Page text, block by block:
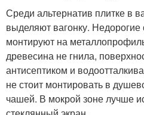
Среди альтернатив плитке в
выделяют вагонку.
монтируют на
древесина не гнила,
антисептиком и
не стоит монтировать в
чашей. В мокрой зоне лучше